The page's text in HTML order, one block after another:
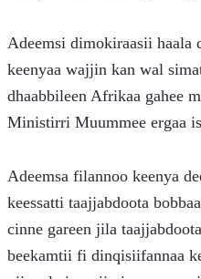
Adeemsi dimokiraasii haala
keenyaa wajjin kan wal
dhaabbileen Afrikaa gahee
Ministirri Muummee ergaa
Adeemsa filannoo keenya
keessatti taajjabdoota
cinne gareen jila
beekamtii fi dinqisiifannaa